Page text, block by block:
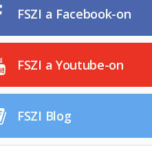
FSZI a Facebook-on
FSZI a Youtube-on
FSZI Blog